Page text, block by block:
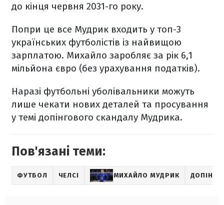
до кінця червня 2031-го року.
Попри це все Мудрик входить у топ-3
українських футболістів із найвищою
зарплатою. Михайло заробляє за рік 6,1
мільйона євро (без урахування податків).
Наразі футбольні уболівальники можуть
лише чекати нових деталей та просування
у темі допінгового скандалу Мудрика.
Пов'язані теми:
ФУТБОЛ ЧЕЛСІ МИХАЙЛО МУДРИК ДОПІНГ